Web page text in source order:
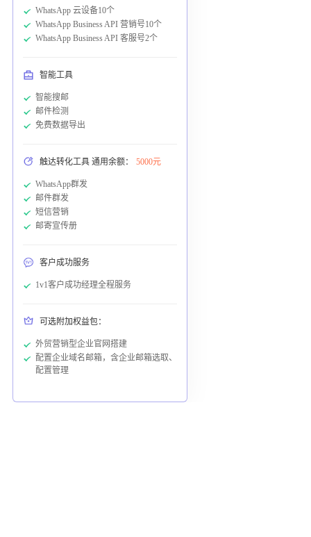
WhatsApp 云设备10个
WhatsApp Business API 营销号10个
WhatsApp Business API 客服号2个
智能工具
智能搜邮
邮件检测
免费数据导出
触达转化工具 通用余额： 5000元
WhatsApp群发
邮件群发
短信营销
邮寄宣传册
客户成功服务
1v1客户成功经理全程服务
可选附加权益包：
外贸营销型企业官网搭建
配置企业域名邮箱，含企业邮箱选取、
配置管理